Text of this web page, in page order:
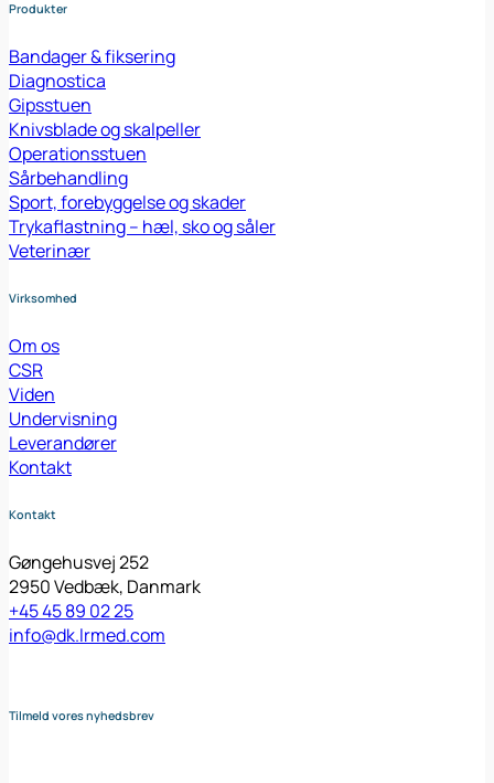
Produkter
Bandager & fiksering
Diagnostica
Gipsstuen
Knivsblade og skalpeller
Operationsstuen
Sårbehandling
Sport, forebyggelse og skader
Trykaflastning – hæl, sko og såler
Veterinær
Virksomhed
Om os
CSR
Viden
Undervisning
Leverandører
Kontakt
Kontakt
Gøngehusvej 252
2950 Vedbæk, Danmark
+45 45 89 02 25
info@dk.lrmed.com
Tilmeld vores nyhedsbrev